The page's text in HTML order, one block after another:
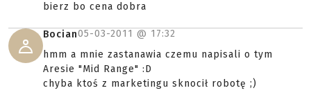
bierz bo cena dobra
Bocian05-03-2011 @ 17:32
hmm a mnie zastanawia czemu napisali o tym
Aresie "Mid Range" :D
chyba ktoś z marketingu sknocił robotę ;)